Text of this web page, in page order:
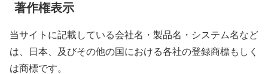
著作権表示
当サイトに記載している会社名・製品名・システム名など
は、日本、及びその他の国における各社の登録商標もしく
は商標です。